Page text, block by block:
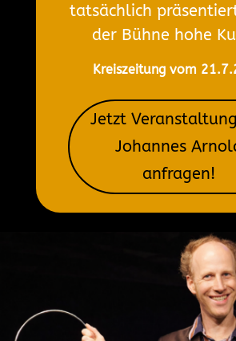
tatsächlich
der Bühne hohe
Kreiszeitung vom
Jetzt
Johannes
anfragen!